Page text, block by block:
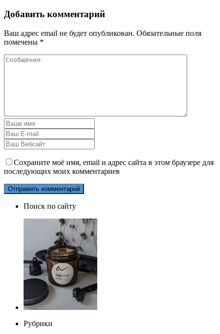
Добавить комментарий
Ваш адрес email не будет опубликован. Обязательные поля
помечены *
Сохраните моё имя, email и адрес сайта в этом браузере для
последующих моих комментариев
Поиск по сайту
Рубрики